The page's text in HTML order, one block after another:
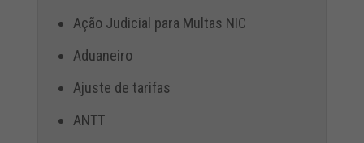
Ação Judicial para Multas NIC
Aduaneiro
Ajuste de tarifas
ANTT